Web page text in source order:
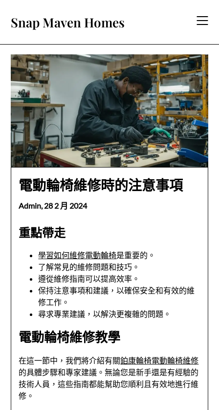
content
Snap Maven Homes
電動輪椅維修時的注意事項
Admin,28 2 月 2024
重點帶走
學習如何維修電動輪椅是重要的。
了解常見的維修問題和技巧。
遵從維修指南可以提高效率。
保持注意事項和建議，以確保安全和有效的維
修工作。
尋求專業建議，以解決更複雜的問題。
電動輪椅維修教學
在這一節中，我們將介紹有關鉑康輪椅電動輪椅維修
的具體步驟和專家建議。無論您是新手還是有經驗的
技術人員，這些指南都能幫助您順利且有效地進行維
修。